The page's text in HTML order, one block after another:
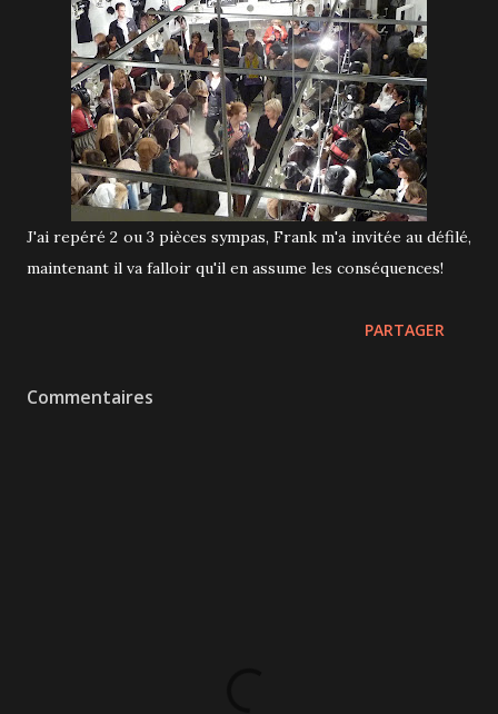
J'ai repéré 2 ou 3 pièces sympas, Frank m'a invitée au défilé,
maintenant il va falloir qu'il en assume les conséquences!
PARTAGER
Commentaires